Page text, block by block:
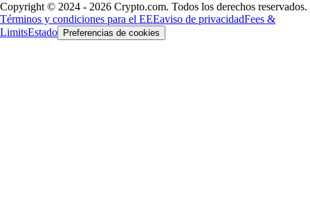
Copyright © 2024 - 2026 Crypto.com. Todos los derechos reservados.
Términos y condiciones para el EEEaviso de privacidadFees &
LimitsEstado Preferencias de cookies